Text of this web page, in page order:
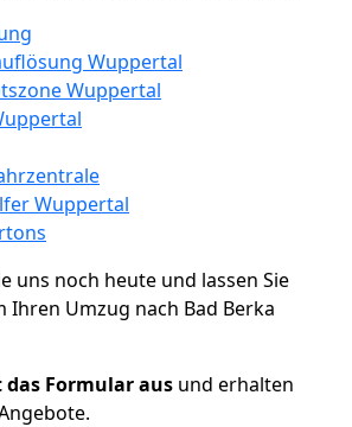
Wuppertal
Wuppertal
Wuppertal
uns noch heute und lassen Sie
Ihren Umzug nach Bad Berka
das Formular aus und erhalten